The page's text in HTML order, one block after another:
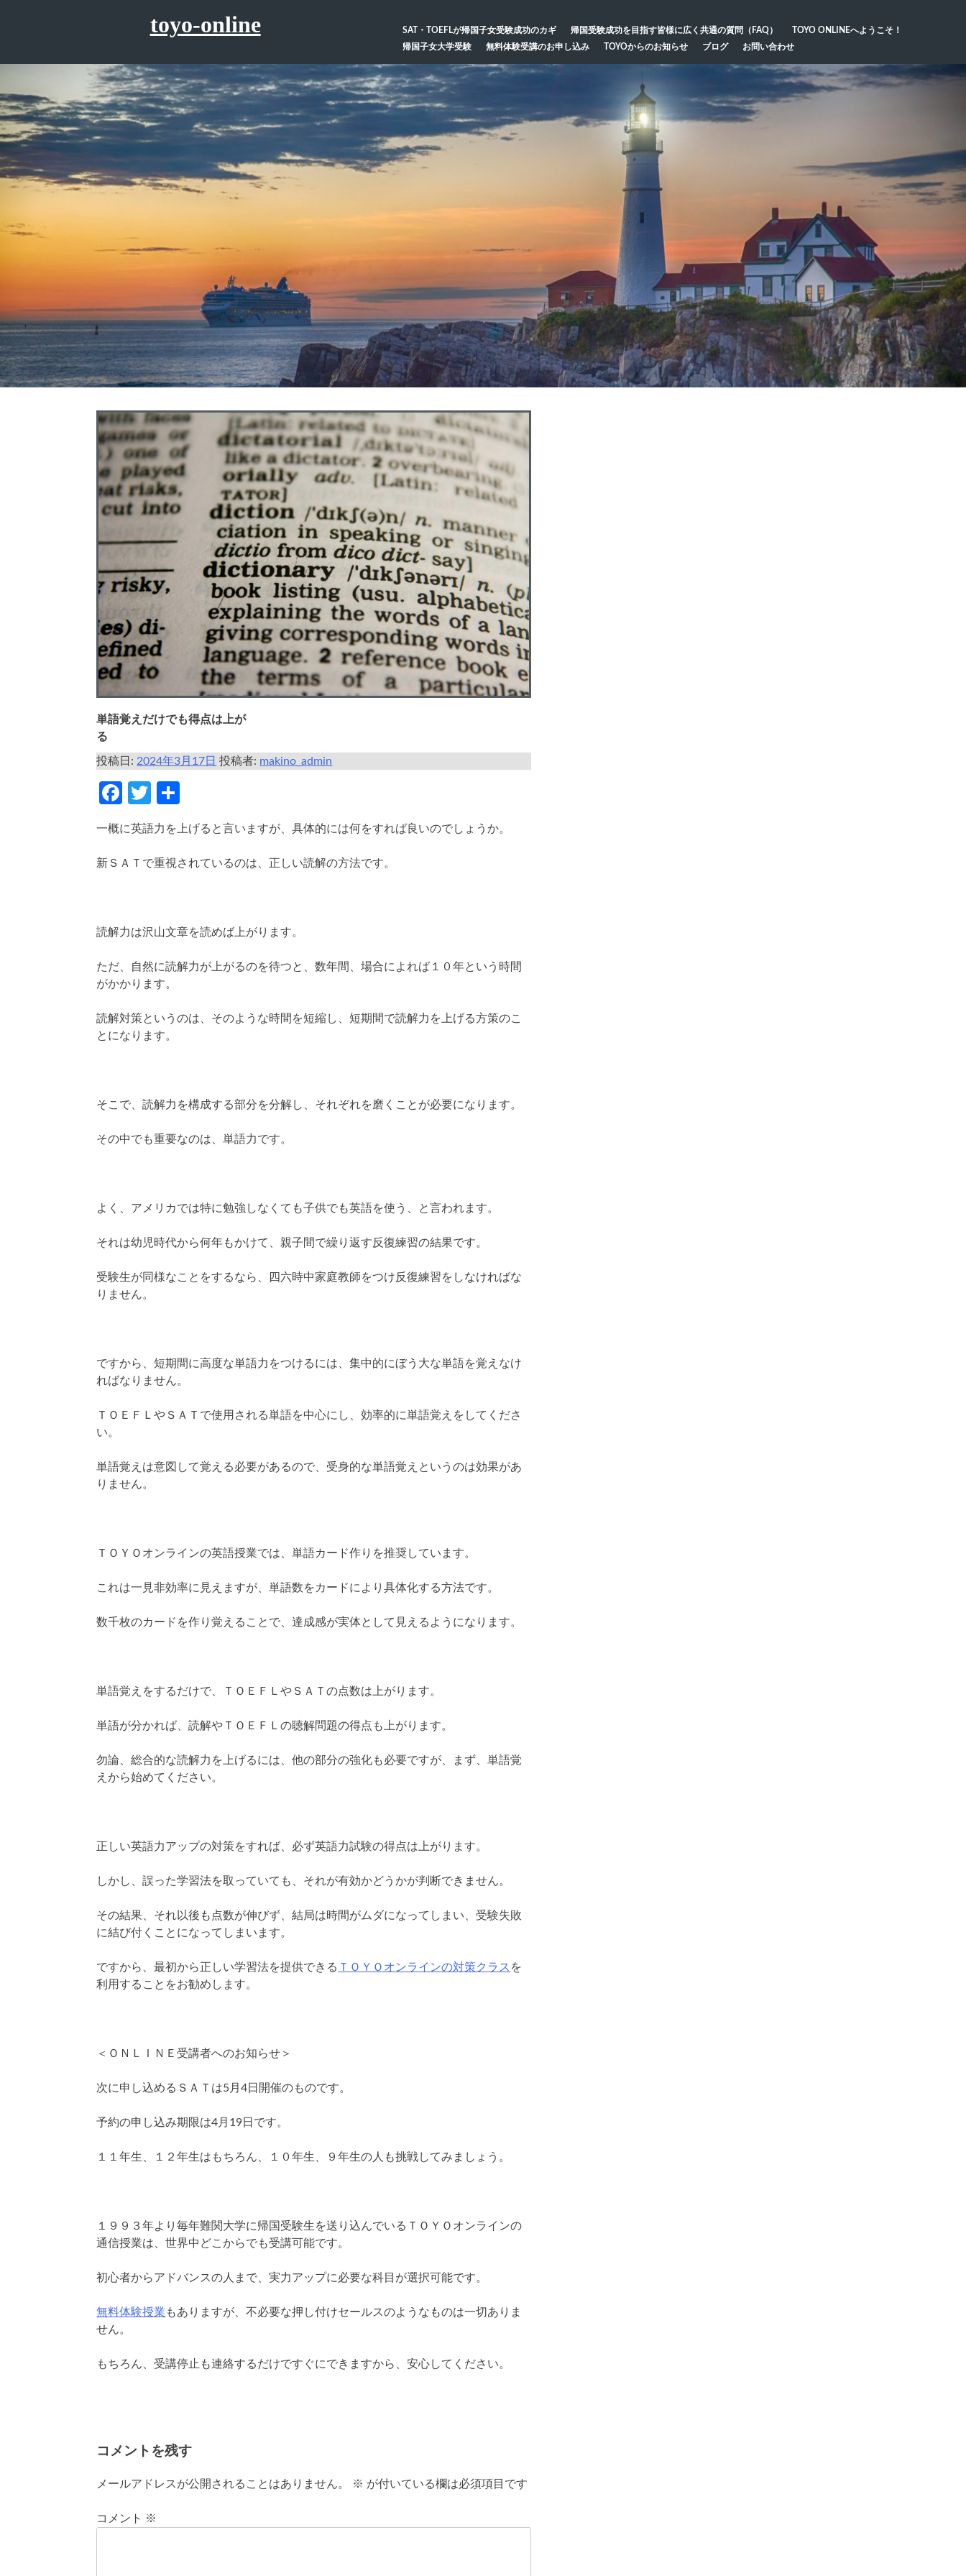
へ
ス
キ
ッ
プ
toyo-online SAT・TOEFLが帰国子女受験成功のカギ 帰国受験成功を目指す皆様に広く共通の質問（FAQ）
TOYO ONLINEへようこそ！
帰国子女大学受験
無料体験受講のお申し込み TOYOからのお知らせ ブログ お問い合わせ
単語覚えだけでも得点は上が
る
投稿日:2024年3月17日 投稿者: makino_admin
Facebook
Twitter
有
一概に英語力を上げると言いますが、具体的には何をすれば良いのでしょうか。
新ＳＡＴで重視されているのは、正しい読解の方法です。
読解力は沢山文章を読めば上がります。
ただ、自然に読解力が上がるのを待つと、数年間、場合によれば１０年という時間
がかかります。
読解対策というのは、そのような時間を短縮し、短期間で読解力を上げる方策のこ
とになります。
そこで、読解力を構成する部分を分解し、それぞれを磨くことが必要になります。
その中でも重要なのは、単語力です。
よく、アメリカでは特に勉強しなくても子供でも英語を使う、と言われます。
それは幼児時代から何年もかけて、親子間で繰り返す反復練習の結果です。
受験生が同様なことをするなら、四六時中家庭教師をつけ反復練習をしなければな
りません。
ですから、短期間に高度な単語力をつけるには、集中的にぼう大な単語を覚えなけ
ればなりません。
ＴＯＥＦＬやＳＡＴで使用される単語を中心にし、効率的に単語覚えをしてくださ
い。
単語覚えは意図して覚える必要があるので、受身的な単語覚えというのは効果があ
りません。
ＴＯＹＯオンラインの英語授業では、単語カード作りを推奨しています。
これは一見非効率に見えますが、単語数をカードにより具体化する方法です。
数千枚のカードを作り覚えることで、達成感が実体として見えるようになります。
単語覚えをするだけで、ＴＯＥＦＬやＳＡＴの点数は上がります。
単語が分かれば、読解やＴＯＥＦＬの聴解問題の得点も上がります。
勿論、総合的な読解力を上げるには、他の部分の強化も必要ですが、まず、単語覚
えから始めてください。
正しい英語力アップの対策をすれば、必ず英語力試験の得点は上がります。
しかし、誤った学習法を取っていても、それが有効かどうかが判断できません。
その結果、それ以後も点数が伸びず、結局は時間がムダになってしまい、受験失敗
に結び付くことになってしまいます。
ですから、最初から正しい学習法を提供できる ＴＯＹＯオンラインの対策クラス を
利用することをお勧めします。
＜ＯＮＬＩＮＥ受講者へのお知らせ＞
次に申し込めるＳＡＴは5月4日開催のものです。
予約の申し込み期限は4月19日です。
１１年生、１２年生はもちろん、１０年生、９年生の人も挑戦してみましょう。
１９９３年より毎年難関大学に帰国受験生を送り込んでいるＴＯＹＯオンラインの
通信授業は、世界中どこからでも受講可能です。
初心者からアドバンスの人まで、実力アップに必要な科目が選択可能です。
無料体験授業 もありますが、不必要な押し付けセールスのようなものは一切ありま
せん。
もちろん、受講停止も連絡するだけですぐにできますから、安心してください。
コメントを残す
メールアドレスが公開されることはありません。 ※ が付いている欄は必須項目です
コメント ※